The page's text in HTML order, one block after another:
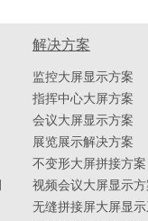
解决方案
监控大屏显示方案
指挥中心大屏方案
会议大屏显示方案
展览展示解决方案
不变形大屏拼接方案
视频会议大屏显示
无缝拼接屏大屏显